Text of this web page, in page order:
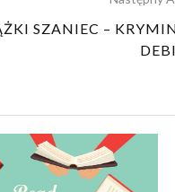
SZANIEC –